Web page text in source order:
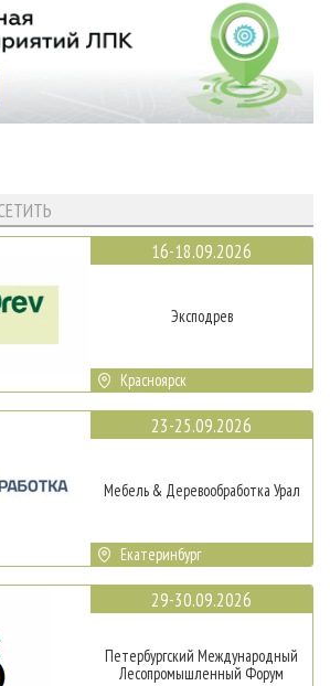
16-18.09.2026
Эксподрев
Красноярск
23-25.09.2026
Мебель & Деревообработка Урал
Екатеринбург
29-30.09.2026
Петербургский Международный
Лесопромышленный Форум